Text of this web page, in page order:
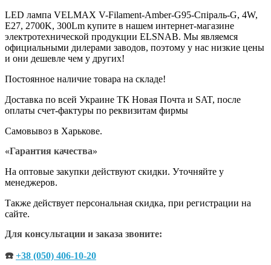
LED лампа VELMAX V-Filament-Amber-G95-Спіраль-G, 4W,
E27, 2700K, 300Lm купите в нашем интернет-магазине
электротехнической продукции ELSNAB. Мы являемся
официальными дилерами заводов, поэтому у нас низкие цены
и они дешевле чем у других!
Постоянное наличие товара на складе!
Доставка по всей Украине ТК Новая Почта и SAT, после
оплаты счет-фактуры по реквизитам фирмы
Самовывоз в Харькове.
«Гарантия качества»
На оптовые закупки действуют скидки. Уточняйте у
менеджеров.
Также действует персональная скидка, при регистрации на
сайте.
Для консультации и заказа звоните:
☎️ +38 (050) 406-10-20